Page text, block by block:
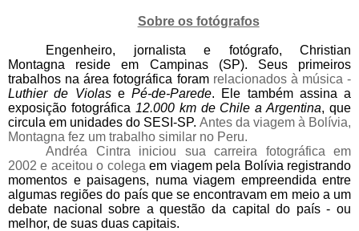
Sobre os fotógrafos
Engenheiro, jornalista e fotógrafo, Christian
Montagna reside em Campinas (SP). Seus primeiros
trabalhos na área fotográfica foram relacionados à música -
Luthier de Violase Pé-de-Parede. Ele também assina a
exposição fotográfica 12.000 kmde Chile a Argentina, que
circula em unidades do SESI-SP. Antes da viagem à Bolívia,
Montagna fez um trabalho similar no Peru.
Andréa Cintra iniciou sua carreira fotográfica em
2002 e aceitou o colegaem viagem pela Bolívia registrando
momentos e paisagens, numa viagem empreendida entre
algumas regiões do país que se encontravam em meio a um
debate nacional sobre a questão da capital do país - ou
melhor, de suas duas capitais.